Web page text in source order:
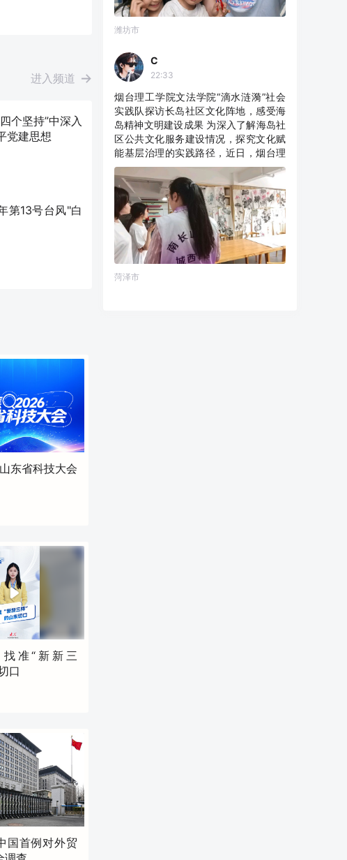
进入频道
个坚持”中深入
党建思想
第13号台风"白
东省科技大会
准“新新三
口
国首例对外贸
潍坊市
C
22:33
烟台理工学院文法学院“滴水涟漪”社会
实践队探访长岛社区文化阵地，感受海
岛精神文明建设成果 为深入了解海岛社
区公共文化服务建设情况，探究文化赋
能基层治理的实践路径，近日，烟台理
工学院文法学院“滴水涟漪”社会实践队
走进南长山街道城西社区，开展文化建
设专题调研活动。 社区工作人员带领实
践队员依次参观社区各个功能空间。 在
网格化治理展示区，队员认真学习海岛
社区网格化管理体系，工作人员详细讲
解辖区地理布局、网格划分机制、网格
员与楼栋长队伍配置，介绍基层工作者
依托网格化体系收集民情、化解矛盾、
菏泽市